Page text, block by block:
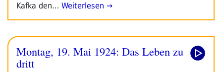
Kafka den… Weiterlesen →
Montag, 19. Mai 1924: Das Leben zu
dritt